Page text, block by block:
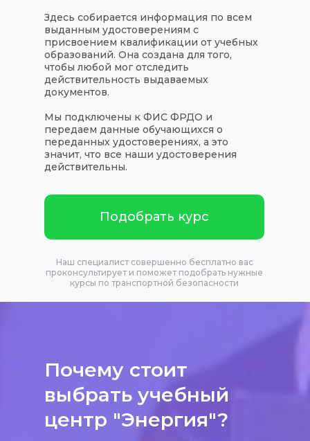
Здесь собирается информация по всем
выданным удостоверениям с
присвоением квалификации от учебных
образований. Она создана для того,
чтобы любой мог отследить
действительность выдаваемых
документов.
Мы подключены к ФИС ФРДО и
передаем данные обучающихся о
переданных удостоверениях, а это
значит, что все наши удостоверения
действительны.
Наш специалист совершенно бесплатно вас
проконсультирует и поможет подобрать нужные
курсы по транспортной безопасности
Подобрать курс
Почему стоит
выбрать учебный
центр "Энергия"?